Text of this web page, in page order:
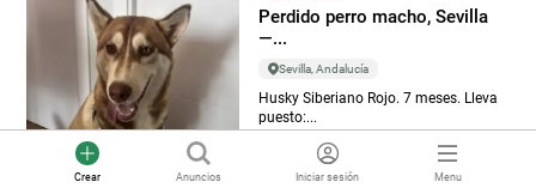
Crear Anuncios Iniciar sesión Menu
Perdido perro macho, Sevilla
—...
Sevilla, Andalucía
Husky Siberiano Rojo. 7 meses. Lleva
puesto:...
dom, 26.07.2026